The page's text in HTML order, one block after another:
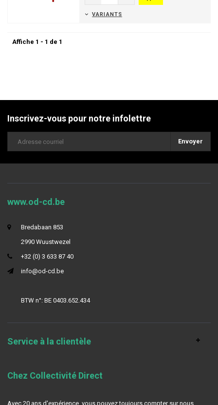
VARIANTS
Affiche 1 - 1 de 1
Inscrivez-vous pour notre infolettre
Envoyer
www.od-cd.be
Bredabaan 853
2990 Wuustwezel
+32 (0) 3 633 87 40
info@od-cd.be
BTW n°: BE 0403.652.434
Service à la clientèle
Chez Collectivité Direct
Avec 20 ans d'expérience, vous pouvez toujours compter sur nous.